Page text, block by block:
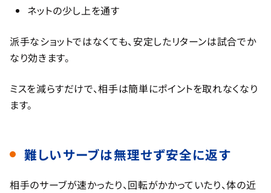
ネットの少し上を通す
派手なショットではなくても、安定したリターンは試合でか
なり効きます。
ミスを減らすだけで、相手は簡単にポイントを取れなくなり
ます。
難しいサーブは無理せず安全に返す
相手のサーブが速かったり、回転がかかっていたり、体の近